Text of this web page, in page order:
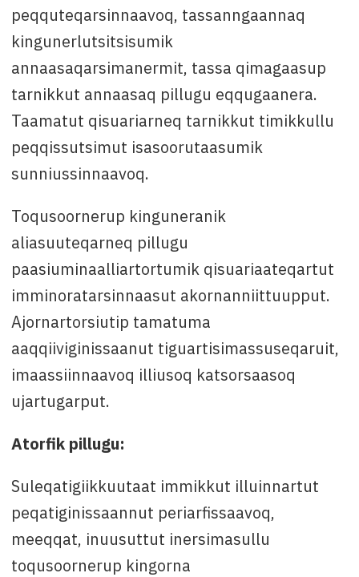
peqquteqarsinnaavoq, tassanngaannaq
kingunerlutsitsisumik
annaasaqarsimanermit, tassa qimagaasup
tarnikkut annaasaq pillugu eqqugaanera.
Taamatut qisuariarneq tarnikkut timikkullu
peqqissutsimut isasoorutaasumik
sunniussinnaavoq.
Toqusoornerup kinguneranik
aliasuuteqarneq pillugu
paasiuminaalliartortumik qisuariaateqartut
imminoratarsinnaasut akornanniittuupput.
Ajornartorsiutip tamatuma
aaqqiiviginissaanut tiguartisimassuseqaruit,
imaassiinnaavoq illiusoq katsorsaasoq
ujartugarput.
Atorfik pillugu:
Suleqatigiikkuutaat immikkut illuinnartut
peqatiginissaannut periarfissaavoq,
meeqqat, inuusuttut inersimasullu
toqusoornerup kingorna